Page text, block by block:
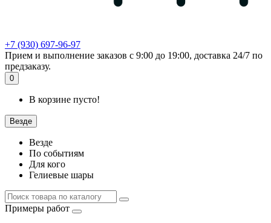
+7 (930) 697-96-97
Прием и выполнение заказов с 9:00 до 19:00, доставка 24/7 по
предзаказу.
0
В корзине пусто!
Везде
Везде
По событиям
Для кого
Гелиевые шары
Примеры работ